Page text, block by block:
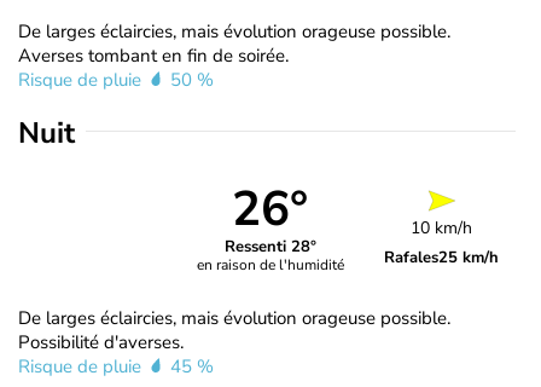
De larges éclaircies, mais évolution orageuse possible.
Averses tombant en fin de soirée.
Risque de pluie
50 %
Nuit
26°
Ressenti 28°
en raison de l'humidité
10 km/h
Rafales25 km/h
De larges éclaircies, mais évolution orageuse possible.
Possibilité d'averses.
Risque de pluie
45 %